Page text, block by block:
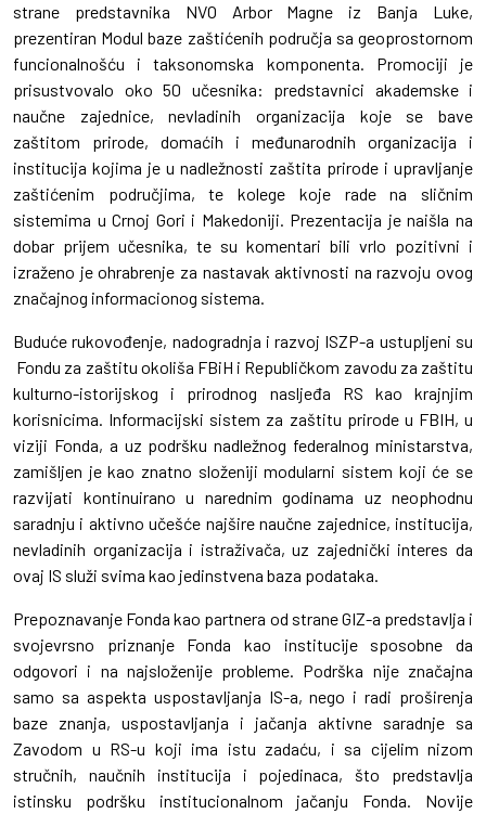
strane predstavnika NVO Arbor Magne iz Banja Luke,
prezentiran Modul baze zaštićenih područja sa geoprostornom
funcionalnošću i taksonomska komponenta. Promociji je
prisustvovalo oko 50 učesnika: predstavnici akademske i
naučne zajednice, nevladinih organizacija koje se bave
zaštitom prirode, domaćih i međunarodnih organizacija i
institucija kojima je u nadležnosti zaštita prirode i upravljanje
zaštićenim područjima, te kolege koje rade na sličnim
sistemima u Crnoj Gori i Makedoniji. Prezentacija je naišla na
dobar prijem učesnika, te su komentari bili vrlo pozitivni i
izraženo je ohrabrenje za nastavak aktivnosti na razvoju ovog
značajnog informacionog sistema.
Buduće rukovođenje, nadogradnja i razvoj ISZP-a ustupljeni su
Fondu za zaštitu okoliša FBiH i Republičkom zavodu za zaštitu
kulturno-istorijskog i prirodnog nasljeđa RS kao krajnjim
korisnicima. Informacijski sistem za zaštitu prirode u FBIH, u
viziji Fonda, a uz podršku nadležnog federalnog ministarstva,
zamišljen je kao znatno složeniji modularni sistem koji će se
razvijati kontinuirano u narednim godinama uz neophodnu
saradnju i aktivno učešće najšire naučne zajednice, institucija,
nevladinih organizacija i istraživača, uz zajednički interes da
ovaj IS služi svima kao jedinstvena baza podataka.
Prepoznavanje Fonda kao partnera od strane GIZ-a predstavlja i
svojevrsno priznanje Fonda kao institucije sposobne da
odgovori i na najsloženije probleme. Podrška nije značajna
samo sa aspekta uspostavljanja IS-a, nego i radi proširenja
baze znanja, uspostavljanja i jačanja aktivne saradnje sa
Zavodom u RS-u koji ima istu zadaću, i sa cijelim nizom
stručnih, naučnih institucija i pojedinaca, što predstavlja
istinsku podršku institucionalnom jačanju Fonda. Novije